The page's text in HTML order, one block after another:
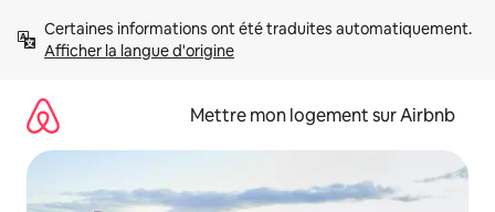
directement
Afficher la langue d'origine
Mettre mon logement sur Airbnb